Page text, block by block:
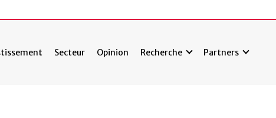
Secteur Opinion Recherche Partners